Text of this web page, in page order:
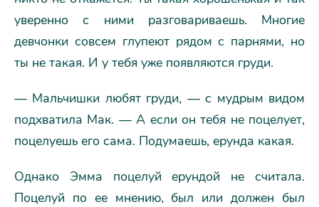
уверенно с ними разговариваешь. Многие
девчонки совсем глупеют рядом с парнями, но
ты не такая. И у тебя уже появляются груди.
— Мальчишки любят груди, — с мудрым видом
подхватила Мак. — А если он тебя не поцелует,
поцелуешь его сама. Подумаешь, ерунда какая.
Однако Эмма поцелуй ерундой не считала.
Поцелуй по ее мнению, был или должен был